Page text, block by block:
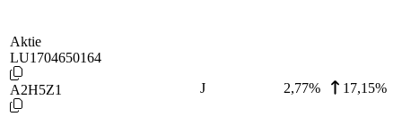
Aktie
LU1704650164
A2H5Z1 J 2,77% 17,15%